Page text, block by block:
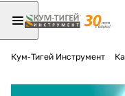
Кум-Тигей Инструмент